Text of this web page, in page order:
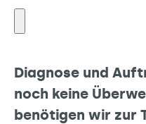
Diagnose und
noch keine
benötigen wir zur